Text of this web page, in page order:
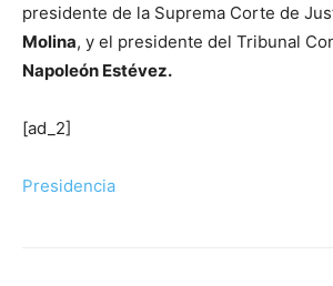
presidente de la Suprema Corte de
Molina, y el presidente del Tribunal
Napoleón Estévez.
[ad_2]
Presidencia